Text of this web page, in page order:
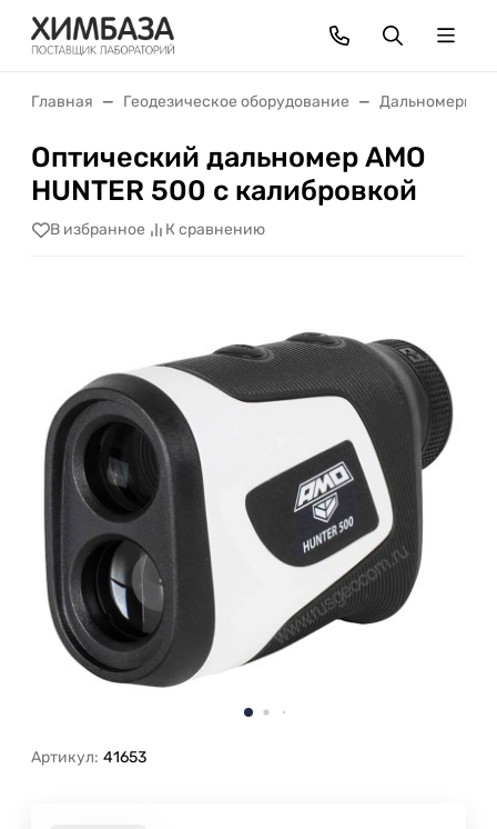
Главная Геодезическое оборудование Дальномеры
Оптический дальномер AMO
HUNTER 500 с калибровкой
В избранное К сравнению
Артикул: 41653